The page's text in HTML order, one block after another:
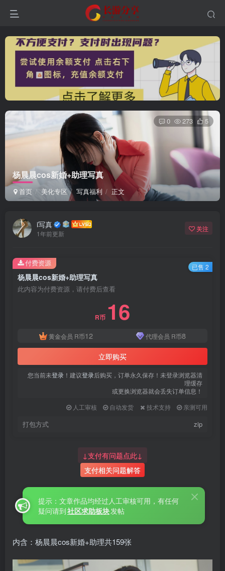
杨晨晨cos新婚+助理写真
首页 美化专区 写真福利 正文
0 273 5
i写真
1年前更新
关注
杨晨晨cos新婚+助理写真
此内容为付费资源，请付费后查看
R币 16
黄金会员 R币12 代理会员 R币8
立即购买
您当前未登录 ！建议登录后购买，订单永久保存！未登录浏览器清
理缓存
或更换浏览器就会丢失订单信息！
人工审核
自动发货 技术支持 亲测可用
打包方式 zip
付费资源 已售 2
↓支付有问题点此↓
支付相关问题解答
提示：文章作品均经过人工审核可用，有任何
疑问请到社区求助板块发帖
内含：杨晨晨cos新婚+助理共159张
登录
没有账号？立即注册
登录密码
社交账号登录
使用社交账号登录即表示同意用户协议、隐私声明